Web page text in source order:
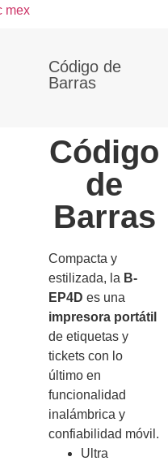
Código de
Barras
Código
de
Barras
Compacta y
estilizada, la B-
EP4D es una
impresora portátil
de etiquetas y
tickets con lo
último en
funcionalidad
inalámbrica y
confiabilidad móvil.
Ultra